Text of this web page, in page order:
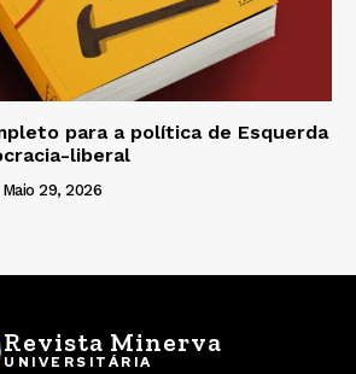
para a política de Esquerda
liberal
Maio 29, 2026
Revista Minerva
UNIVERSITÁRIA